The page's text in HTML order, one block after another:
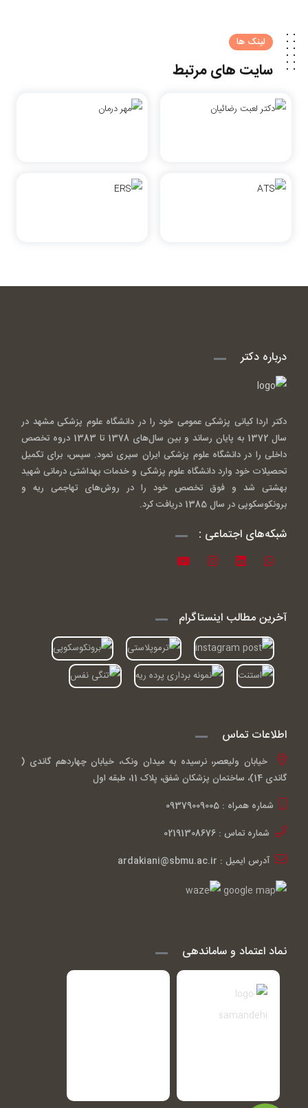
لینک ها
سایت های مرتبط
درباره دکتر
دکتر اردا کیانی پزشکی عمومی خود را در دانشگاه علوم پزشکی مشهد در
سال 1372 به پایان رساند و بین سال‌های 1378 تا 1383 دروه تخصص
داخلی را در دانشگاه علوم پزشکی ایران سپری نمود. سپس، برای تکمیل
تحصیلات خود وارد دانشگاه علوم پزشکی و خدمات بهداشتی درمانی شهید
بهشتی شد و فوق تخصص خود را در روش‌های تهاجمی ریه و
برونکوسکوپی در سال 1385 دریافت کرد.
شبکه‌های اجتماعی :
آخرین مطالب اینستاگرام
اطلاعات تماس
خیابان ولیعصر، نرسیده به میدان ونک، خیابان چهاردهم گاندی (
گاندی 14)، ساختمان پزشکان شفق، پلاک 11، طبقه اول
شماره همراه : 09379009005
شماره تماس : 02191308676
آدرس ایمیل : ardakiani@sbmu.ac.ir
نماد اعتماد و ساماندهی